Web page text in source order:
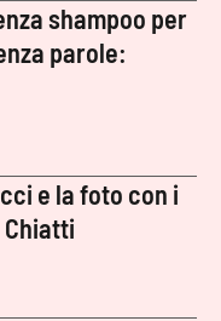
shampoo per
parole:
e la foto con i